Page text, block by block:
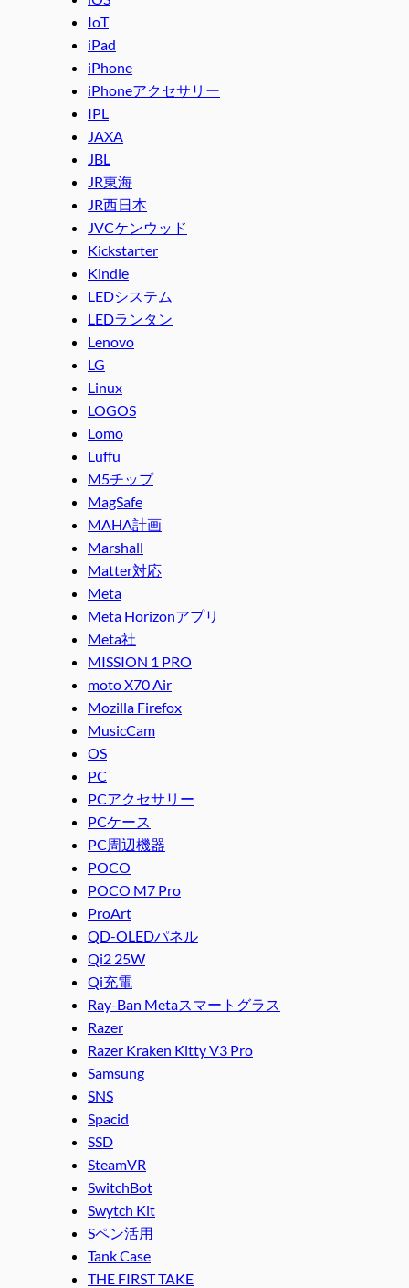
IoT
iPad
iPhone
iPhoneアクセサリー
IPL
JAXA
JBL
JR東海
JR西日本
JVCケンウッド
Kickstarter
Kindle
LEDシステム
LEDランタン
Lenovo
LG
Linux
LOGOS
Lomo
Luffu
M5チップ
MagSafe
MAHA計画
Marshall
Matter対応
Meta
Meta Horizonアプリ
Meta社
MISSION 1 PRO
moto X70 Air
Mozilla Firefox
MusicCam
OS
PC
PCアクセサリー
PCケース
PC周辺機器
POCO
POCO M7 Pro
ProArt
QD-OLEDパネル
Qi2 25W
Qi充電
Ray-Ban Metaスマートグラス
Razer
Razer Kraken Kitty V3 Pro
Samsung
SNS
Spacid
SSD
SteamVR
SwitchBot
Swytch Kit
Sペン活用
Tank Case
THE FIRST TAKE